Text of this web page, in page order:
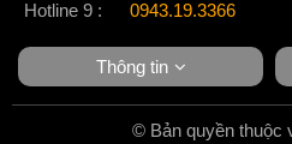
Hotline 9 :
0943.19.3366
Thông tin
© Bản quyền thuộc